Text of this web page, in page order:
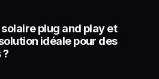
solaire plug and play et
idéale pour des
?